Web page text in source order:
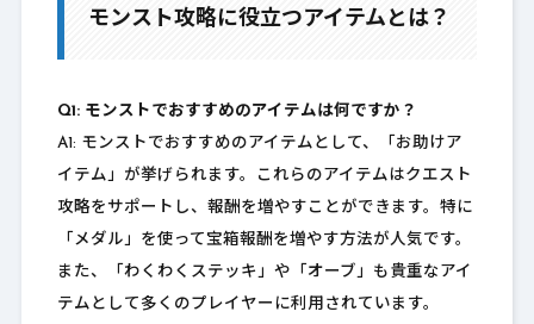
モンスト攻略に役立つアイテムとは？
Q1: モンストでおすすめのアイテムは何ですか？
A1: モンストでおすすめのアイテムとして、「お助けア
イテム」が挙げられます。これらのアイテムはクエスト
攻略をサポートし、報酬を増やすことができます。特に
「メダル」を使って宝箱報酬を増やす方法が人気です。
また、「わくわくステッキ」や「オーブ」も貴重なアイ
テムとして多くのプレイヤーに利用されています。